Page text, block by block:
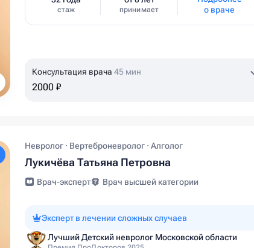
стаж принимает
о враче
Консультация врача 45 мин
2000 ₽
Невролог · Вертеброневролог · Алголог
Лукичёва Татьяна Петровна
Врач-эксперт Врач высшей категории
Эксперт в лечении сложных случаев
Лучший Детский невролог Московской области